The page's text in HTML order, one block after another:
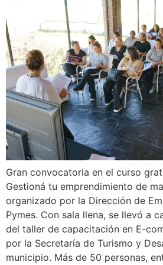
Gran convocatoria en el curso
Gestioná tu emprendimiento de
organizado por la Dirección de
Pymes. Con sala llena, se llevó a
del taller de capacitación en E-
por la Secretaría de Turismo y
municipio. Más de 50 personas,